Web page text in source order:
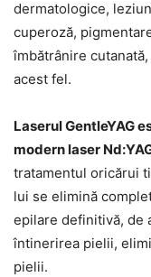
dermatologice,
cuperoză,
îmbătrânire
acest fel.
Laserul GentleYAG
modern laser
tratamentul oricărui
lui se elimină
epilare definitivă, de
întinerirea pielii,
pielii.